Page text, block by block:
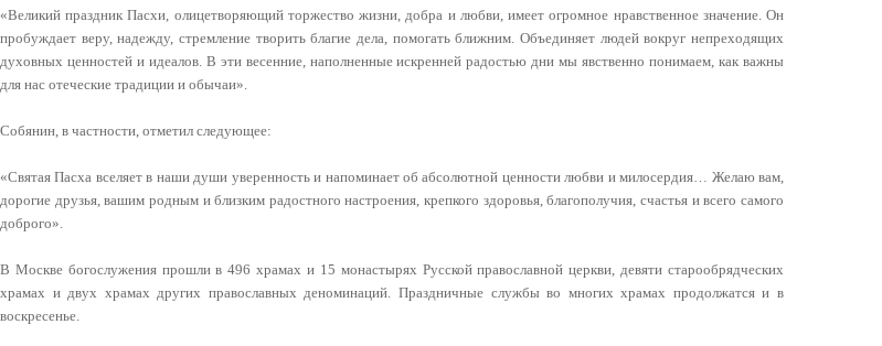
«Великий праздник Пасхи, олицетворяющий торжество жизни, добра и любви, имеет огромное нравственное значение. Он
пробуждает веру, надежду, стремление творить благие дела, помогать ближним. Объединяет людей вокруг непреходящих
духовных ценностей и идеалов. В эти весенние, наполненные искренней радостью дни мы явственно понимаем, как важны
для нас отеческие традиции и обычаи».
Собянин, в частности, отметил следующее:
«Святая Пасха вселяет в наши души уверенность и напоминает об абсолютной ценности любви и милосердия… Желаю вам,
дорогие друзья, вашим родным и близким радостного настроения, крепкого здоровья, благополучия, счастья и всего самого
доброго».
В Москве богослужения прошли в 496 храмах и 15 монастырях Русской православной церкви, девяти старообрядческих
храмах и двух храмах других православных деноминаций. Праздничные службы во многих храмах продолжатся и в
воскресенье.